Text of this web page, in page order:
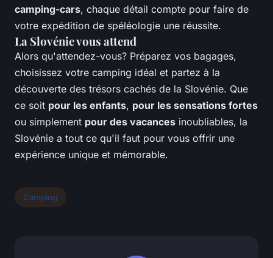
camping-cars, chaque détail compte pour faire de
votre expédition de spéléologie une réussite.
La Slovénie vous attend
Alors qu'attendez-vous? Préparez vos bagages,
choisissez votre camping idéal et partez à la
découverte des trésors cachés de la Slovénie. Que
ce soit pour les enfants, pour les sensations fortes
ou simplement pour des vacances inoubliables, la
Slovénie a tout ce qu'il faut pour vous offrir une
expérience unique et mémorable.
Camping